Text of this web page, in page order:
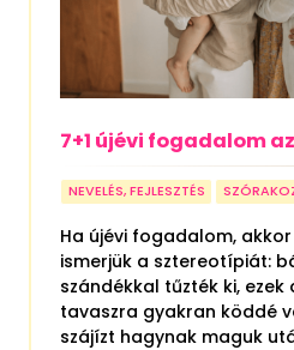
7+1 újévi fogadalom
NEVELÉS, FEJLESZTÉS
Ha újévi fogadalom,
ismerjük a sztereotípiát:
szándékkal tűzték ki,
tavaszra gyakran köddé
szájízt hagynak maguk